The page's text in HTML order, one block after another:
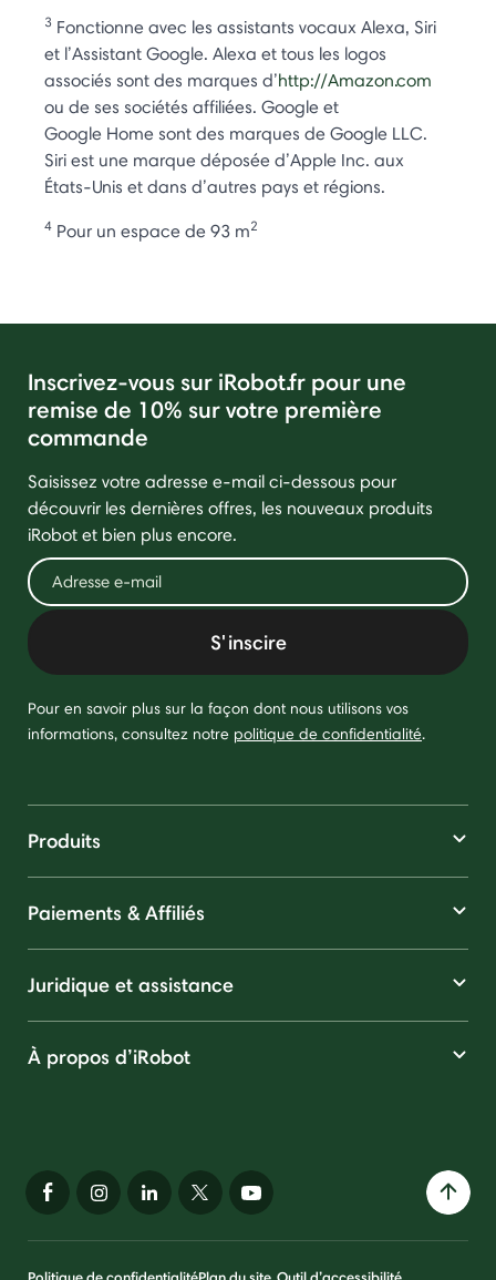
3 Fonctionne avec les assistants vocaux Alexa, Siri
et l’Assistant Google. Alexa et tous les logos
associés sont des marques d’http://Amazon.com
ou de ses sociétés affiliées. Google et
Google Home sont des marques de Google LLC.
Siri est une marque déposée d’Apple Inc. aux
États-Unis et dans d’autres pays et régions.
4 Pour un espace de 93 m2
Inscrivez-vous sur iRobot.fr pour une
remise de 10% sur votre première
commande
Saisissez votre adresse e-mail ci-dessous pour
découvrir les dernières offres, les nouveaux produits
iRobot et bien plus encore.
S'inscire
Pour en savoir plus sur la façon dont nous utilisons vos
informations, consultez notre politique de confidentialité.
Produits
Paiements & Affiliés
Juridique et assistance
À propos d’iRobot
Politique de confidentialitéPlan du site Outil d’accessibilité